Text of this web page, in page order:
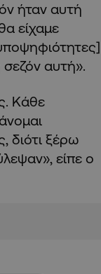
ήταν αυτή
είχαμε
αυτή».
Κάθε
διότι ξέρω
είπε ο